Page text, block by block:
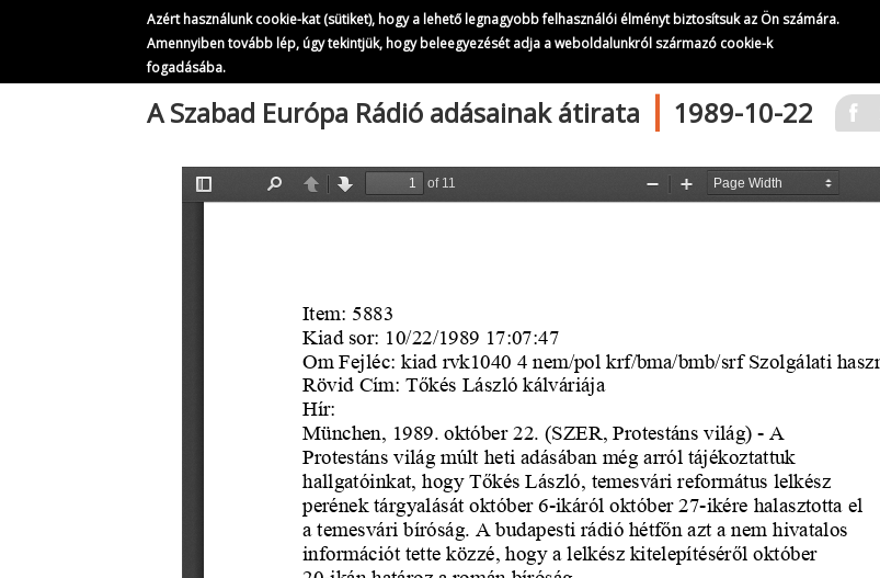
Azért használunk cookie-kat (sütiket), hogy a lehető legnagyobb felhasználói élményt biztosítsuk az Ön számára.
Amennyiben tovább lép, úgy tekintjük, hogy beleegyezését adja a weboldalunkról származó cookie-k
fogadásába.
A Szabad Európa Rádió adásainak átirata
275/321
A Szabad Európa Rádió adásainak átirata | 1989-10-22